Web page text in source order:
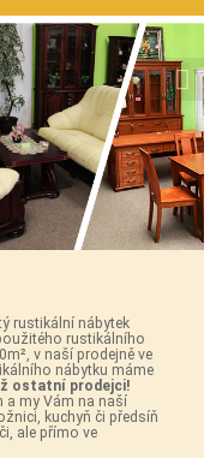
Next
rustikální nábytek
rustikálního
v naší prodejně ve
nábytku máme
ostatní prodejci!
a my Vám na naší
kuchyň či předsíň
ale přímo ve